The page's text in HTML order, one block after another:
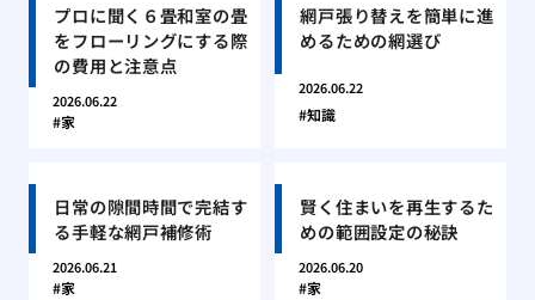
プロに聞く６畳和室の畳
をフローリングにする際
の費用と注意点
2026.06.22
家
網戸張り替えを簡単に進
めるための網選び
2026.06.22
知識
日常の隙間時間で完結す
る手軽な網戸補修術
2026.06.21
家
賢く住まいを再生するた
めの範囲設定の秘訣
2026.06.20
家